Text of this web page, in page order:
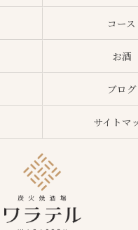
コース
お酒
ブログ
サイトマ